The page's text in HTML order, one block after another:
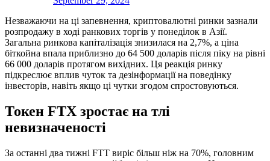
Незважаючи на ці запевнення, криптовалютні ринки зазнали
розпродажу в ході ранкових торгів у понеділок в Азії.
Загальна ринкова капіталізація знизилася на 2,7%, а ціна
біткойна впала приблизно до 64 500 доларів після піку на рівні
66 000 доларів протягом вихідних. Ця реакція ринку
підкреслює вплив чуток та дезінформації на поведінку
інвесторів, навіть якщо ці чутки згодом спростовуються.
Токен FTX зростає на тлі
невизначеності
За останні два тижні FTT виріс більш ніж на 70%, головним